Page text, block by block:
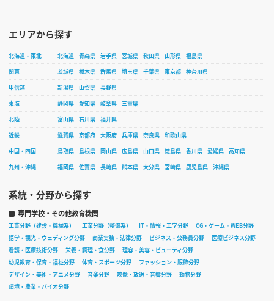
エリアから探す
北海道・東北 北海道 青森県 岩手県 宮城県 秋田県 山形県
福島県
関東
茨城県 栃木県 群馬県 埼玉県 千葉県 東京都
神奈川県
甲信越
新潟県 山梨県
長野県
東海
静岡県 愛知県 岐阜県
三重県
北陸
富山県 石川県
福井県
近畿
滋賀県 京都府 大阪府 兵庫県 奈良県
和歌山県
中国・四国
鳥取県 島根県 岡山県 広島県 山口県 徳島県 香川県 愛媛県
高知県
九州・沖縄
福岡県 佐賀県 長崎県 熊本県 大分県 宮崎県 鹿児島県 沖縄県
系統・分野から探す
専門学校・その他教育機関
工業分野（建設・機械系） 工業分野（整備系） IT・情報・工学分野
CG・ゲーム・WEB分野
語学・観光・ウェディング分野
商業実務・法律分野 ビジネス・公務員分野
医療ビジネス分野
看護・医療技術分野
栄養・調理・食分野
理容・美容・ビューティ分野
幼児教育・保育・福祉分野
体育・スポーツ分野
ファッション・服飾分野
デザイン・美術・アニメ分野
音楽分野 映像・放送・音響分野
動物分野
環境・農業・バイオ分野